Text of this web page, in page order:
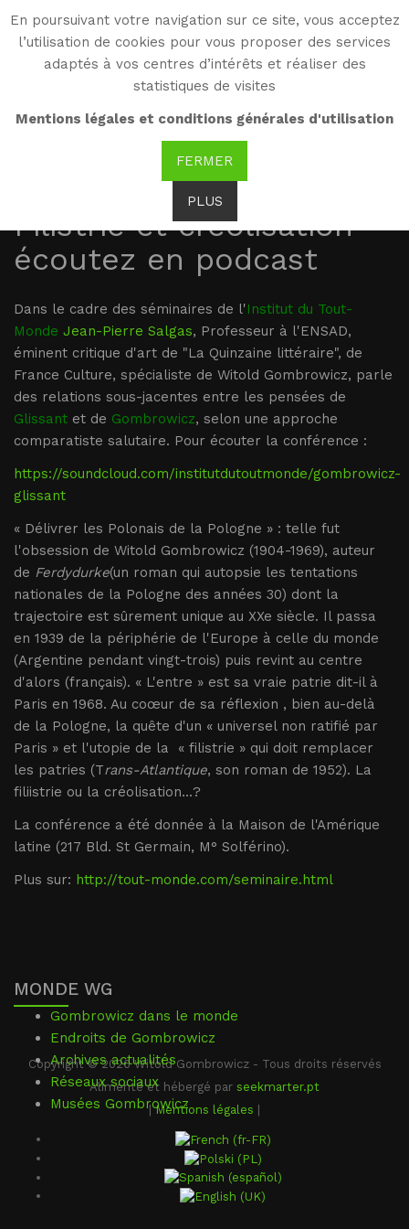
En poursuivant votre navigation sur ce site, vous acceptez
l’utilisation de cookies pour vous proposer des services
adaptés à vos centres d’intérêts et réaliser des
statistiques de visites
Mentions légales et conditions générales d'utilisation
FERMER
PLUS
WG
Witold Gombrowicz
6.11.2018, Paris, 19h,
Jean-Pierre Salgas -
Filistrie et créolisation -
écoutez en podcast
Dans le cadre des séminaires de l'Institut du Tout-
Monde Jean-Pierre Salgas, Professeur à l'ENSAD,
éminent critique d'art de "La Quinzaine littéraire", de
France Culture, spécialiste de Witold Gombrowicz, parle
des relations sous-jacentes entre les pensées de
Glissant et de Gombrowicz, selon une approche
comparatiste salutaire. Pour écouter la conférence :
https://soundcloud.com/institutdutoutmonde/gombrowicz-
glissant
« Délivrer les Polonais de la Pologne » : telle fut
l'obsession de Witold Gombrowicz (1904-1969), auteur
de Ferdydurke(un roman qui autopsie les tentations
nationales de la Pologne des années 30) dont la
trajectoire est sûrement unique au XXe siècle. Il passa
en 1939 de la périphérie de l'Europe à celle du monde
(Argentine pendant vingt-trois) puis revint au centre
d'alors (français). « L'entre » est sa vraie patrie dit-il à
Paris en 1968. Au coœur de sa réflexion , bien au-delà
de la Pologne, la quête d'un « universel non ratifié par
Paris » et l'utopie de la « filistrie » qui doit remplacer
les patries (Trans-Atlantique, son roman de 1952). La
filiistrie ou la créolisation...?
La conférence a été donnée à la Maison de l'Amérique
latine (217 Bld. St Germain, M° Solférino).
Plus sur: http://tout-monde.com/seminaire.html
MONDE WG
Gombrowicz dans le monde
Endroits de Gombrowicz
Archives actualités
Réseaux sociaux
Musées Gombrowicz
Copyright © 2026 Witold Gombrowicz - Tous droits réservés
Alimenté et hébergé par seekmarter.pt
|Mentions légales